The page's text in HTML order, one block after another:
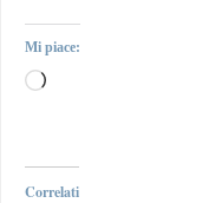
Mi piace:
Correlati